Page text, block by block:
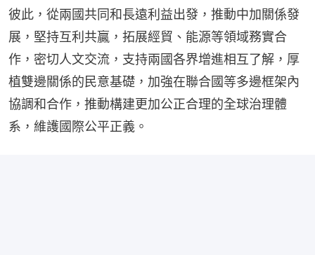
彼此，從兩國共同和長遠利益出發，推動中加關係發
展，堅持互利共贏，拓展經貿、能源等領域務實合
作，密切人文交流，支持兩國各界增進相互了解，厚
植雙邊關係的民意基礎，加強在聯合國等多邊框架內
協調和合作，推動構建更加公正合理的全球治理體
系，維護國際公平正義。